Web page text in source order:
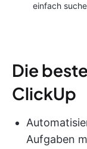
einfach
Die
ClickUp
Aufgaben